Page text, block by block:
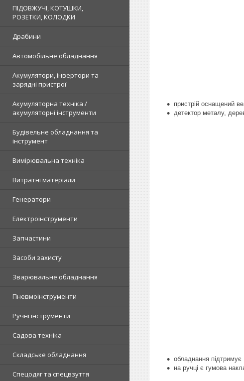
ПІДОВЖУЧІ, КОТУШКИ,
РОЗЕТКИ, КОЛОДКИ
Драбини
Автомобільне обладнання
Акумулятори, інвертори та
зарядні пристрої
Акумуляторна техніка /
акумуляторні інструменти
Будівельне обладнання та
інструмент
Вимірювальна техніка
Витратні матеріали
Генератори
Електроінструменти
Запчастини
Засоби захисту
Зварювальне обладнання
Пневмоінструменти
Ручні інструменти
Садова техніка
Складське обладнання
Спецодяг та спецвзуття
пристрій оснащений
детектор металу,
обладнання підтримує
на ручці є гумова